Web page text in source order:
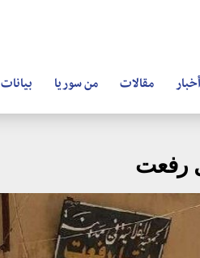
أخبار مقالات من سوريا بيانات
رفعت